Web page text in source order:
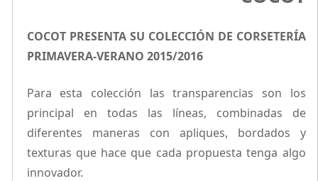
COCOT PRESENTA SU COLECCIÓN DE CORSETERÍA
PRIMAVERA-VERANO 2015/2016
Para esta colección las transparencias son los
principal en todas las líneas, combinadas de
diferentes maneras con apliques, bordados y
texturas que hace que cada propuesta tenga algo
innovador.